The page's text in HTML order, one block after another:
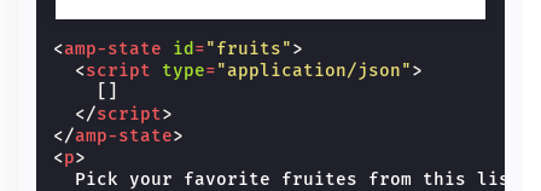
<amp-state id ="fruits">
<script type="application/json">
</script>
</amp-state>
<p>
  Pick your favorite fruites from this list